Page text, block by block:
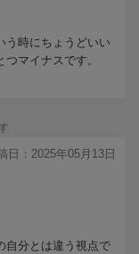
う時にちょうどいい
マイナスです。
日：2025年05月13日
自分とは違う視点で